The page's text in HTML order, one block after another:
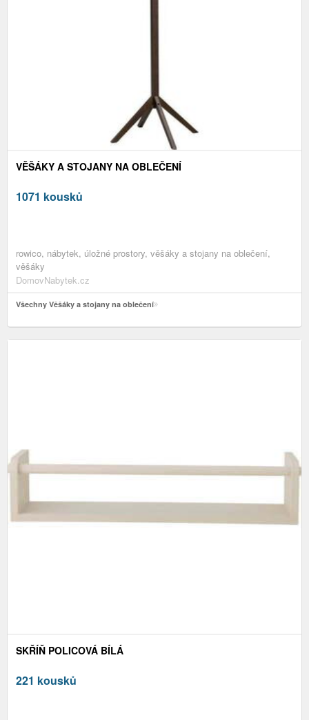
VĚŠÁKY A STOJANY NA OBLEČENÍ
1071 kousků
rowico, nábytek, úložné prostory, věšáky a stojany na oblečení,
věšáky
DomovNabytek.cz
Všechny Věšáky a stojany na oblečení
SKŘÍŇ POLICOVÁ BÍLÁ
221 kousků